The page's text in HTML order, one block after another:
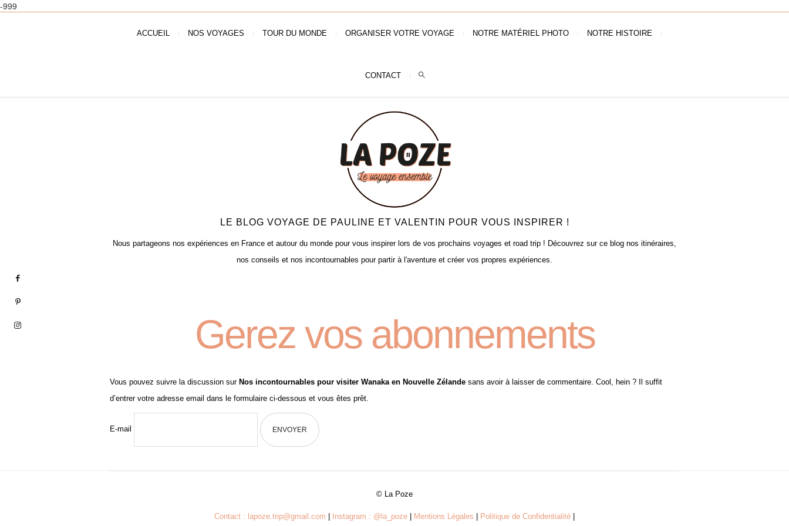
-999
ACCUEIL NOS VOYAGES TOUR DU MONDE ORGANISER VOTRE VOYAGE NOTRE MATÉRIEL PHOTO NOTRE HISTOIRE
CONTACT
LE BLOG VOYAGE DE PAULINE ET VALENTIN POUR VOUS INSPIRER !
Nous partageons nos expériences en France et autour du monde pour vous inspirer lors de vos prochains voyages et road trip ! Découvrez sur ce blog nos itinéraires,
nos conseils et nos incontournables pour partir à l'aventure et créer vos propres expériences.
Gerez vos abonnements
Vous pouvez suivre la discussion sur Nos incontournables pour visiter Wanaka en Nouvelle Zélande sans avoir à laisser de commentaire. Cool, hein ? Il suffit
d’entrer votre adresse email dans le formulaire ci-dessous et vous êtes prêt.
E-mail
© La Poze
Contact : lapoze.trip@gmail.com | Instagram : @la_poze | Mentions Légales | Politique de Confidentialité |